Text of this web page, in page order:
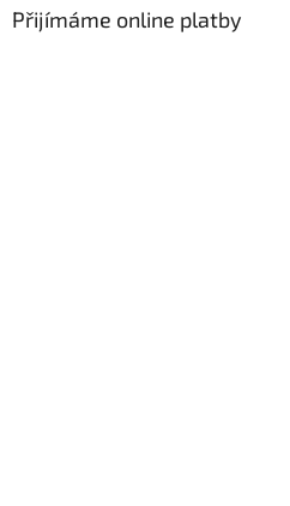
Přijímáme online platby